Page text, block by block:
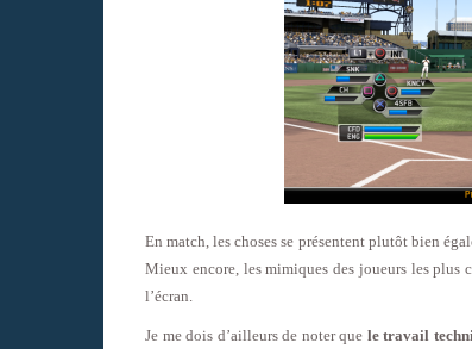
En match, les choses se présentent plutôt bien
Mieux encore, les mimiques des joueurs les plus
l’écran.
Je me dois d’ailleurs de noter que le travail